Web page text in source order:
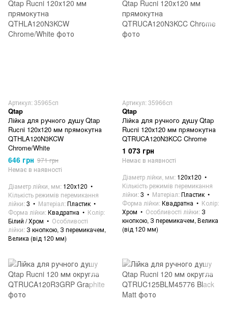
Артикул: 35965сп
Qtap
Лійка для ручного душу Qtap
Rucni 120х120 мм прямокутна
QTHLA120N3KCW
Chrome/White
646 грн 971 грн
Немає в наявності
Діаметр лійки, мм 120х120
Кількість режимів перемикання
лійки 3 Матеріал Пластик
Форма лійки Квадратна
Колір
Білий / Хром
Особливості
лійки З кнопкою, З перемикачем,
Велика (від 120 мм)
Артикул: 35966сп
Qtap
Лійка для ручного душу Qtap
Rucni 120х120 мм прямокутна
QTRUCA120N3KCC Chrome
1 073 грн
Немає в наявності
Діаметр лійки, мм 120х120
Кількість режимів перемикання
лійки 3 Матеріал Пластик
Форма лійки Квадратна
Колір
Хром
Особливості лійки З
кнопкою, З перемикачем, Велика
(від 120 мм)